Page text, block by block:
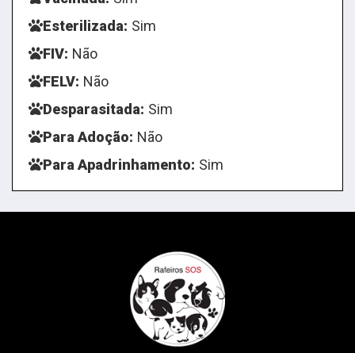
Esterilizada: Sim
FIV: Não
FELV: Não
Desparasitada: Sim
Para Adoção: Não
Para Apadrinhamento: Sim